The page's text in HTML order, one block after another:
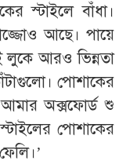
স্টাইলে বাঁধা।
আছে। পায়ে
লুকে আরও ভিন্নতা
পোশাকের
অক্সফোর্ড শু
পোশাকের